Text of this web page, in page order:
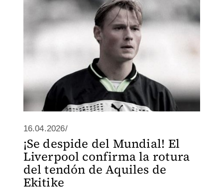
16.04.2026/
¡Se despide del Mundial! El
Liverpool confirma la rotura
del tendón de Aquiles de
Ekitike